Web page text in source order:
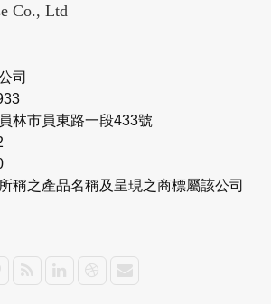
Co., Ltd
司
林市員東路一段433號
稱之產品名稱及呈現之商標屬該公司